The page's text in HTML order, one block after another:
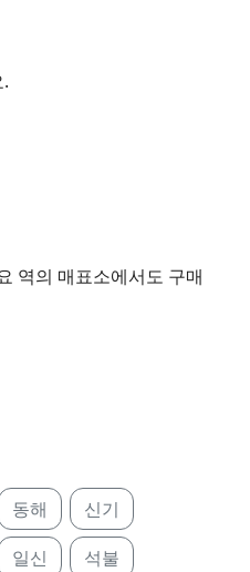
역의 매표소에서도 구매
동해 신기
일신 석불